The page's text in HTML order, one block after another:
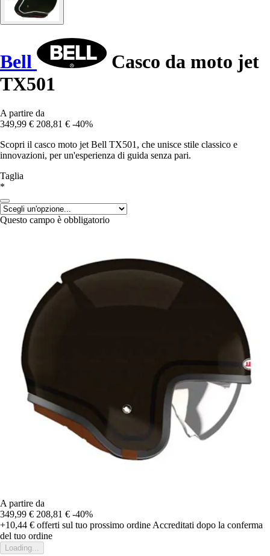
Bell
Casco da moto jet
TX501
A partire da
349,99 € 208,81 € -40%
Scopri il casco moto jet Bell TX501, che unisce stile classico e
innovazioni, per un'esperienza di guida senza pari.
Taglia
*
Questo campo è obbligatorio
A partire da
349,99 € 208,81 € -40%
+10,44 € offerti sul tuo prossimo ordine Accreditati dopo la conferma
del tuo ordine
Loading...